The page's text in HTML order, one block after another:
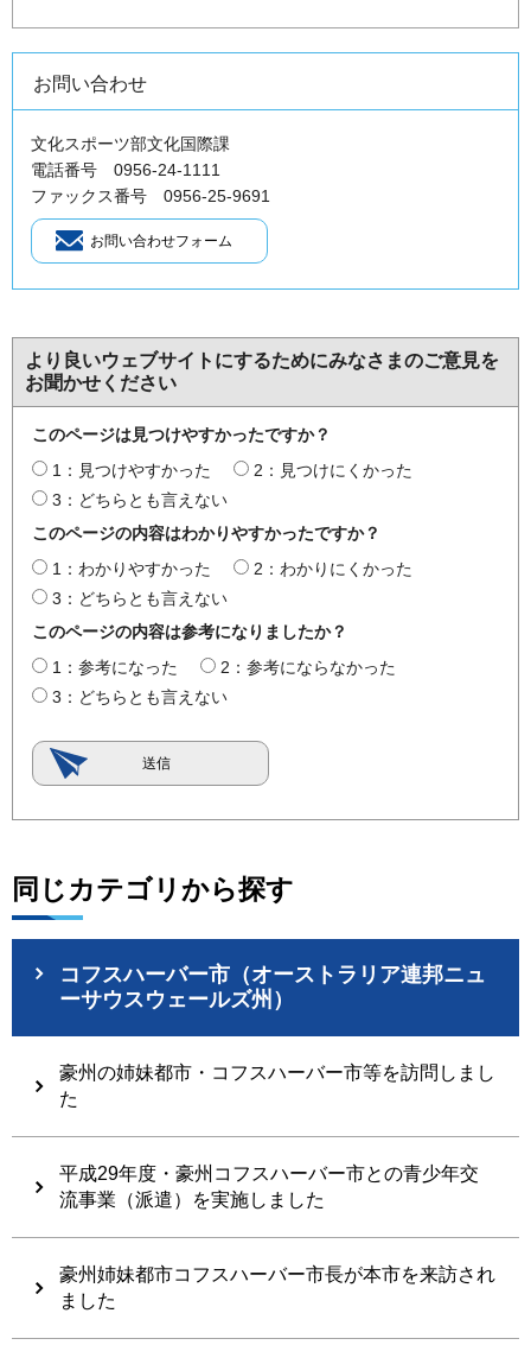
お問い合わせ
文化スポーツ部文化国際課
電話番号 0956-24-1111
ファックス番号 0956-25-9691
より良いウェブサイトにするためにみなさまのご意見を
お聞かせください
このページは見つけやすかったですか？
1：見つけやすかった
2：見つけにくかった
3：どちらとも言えない
このページの内容はわかりやすかったですか？
1：わかりやすかった
2：わかりにくかった
3：どちらとも言えない
このページの内容は参考になりましたか？
1：参考になった
2：参考にならなかった
3：どちらとも言えない
同じカテゴリから探す
コフスハーバー市（オーストラリア連邦ニュ
ーサウスウェールズ州）
豪州の姉妹都市・コフスハーバー市等を訪問しまし
た
平成29年度・豪州コフスハーバー市との青少年交
流事業（派遣）を実施しました
豪州姉妹都市コフスハーバー市長が本市を来訪され
ました